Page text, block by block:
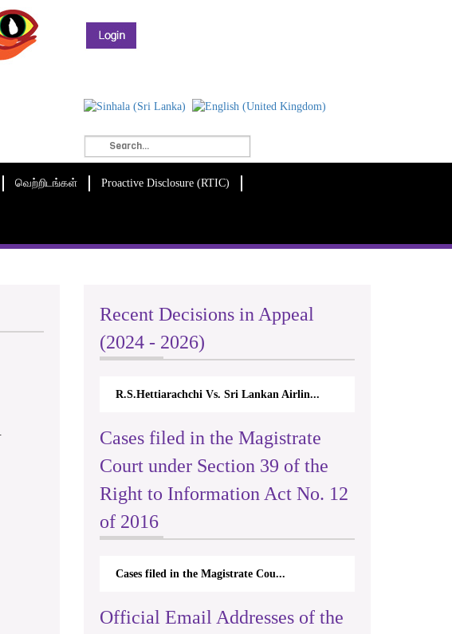
வெற்றிடங்கள் Proactive Disclosure (RTIC)
Recent Decisions in Appeal
(2024 - 2026)
R.S.Hettiarachchi Vs. Sri Lankan Airlin...
Cases filed in the Magistrate
Court under Section 39 of the
Right to Information Act No. 12
of 2016
Cases filed in the Magistrate Cou...
Official Email Addresses of the